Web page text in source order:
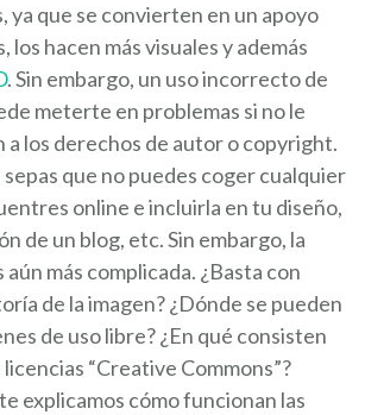
ya que se convierten en un apoyo
los hacen más visuales y además
. Sin embargo, un uso incorrecto de
meterte en problemas si no le
a los derechos de autor o copyright.
que no puedes coger cualquier
online e incluirla en tu diseño,
de un blog, etc. Sin embargo, la
más complicada. ¿Basta con
de la imagen? ¿Dónde se pueden
de uso libre? ¿En qué consisten
“Creative Commons”?
explicamos cómo funcionan las